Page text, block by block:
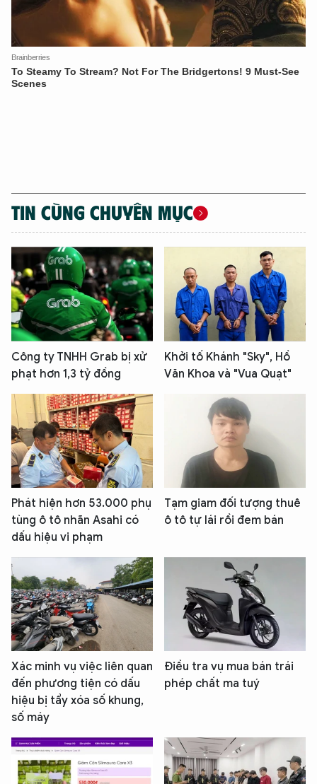
TIN CÙNG CHUYÊN MỤC
Công ty TNHH Grab bị xử
phạt hơn 1,3 tỷ đồng
Khởi tố Khánh "Sky", Hồ
Văn Khoa và "Vua Quạt"
Phát hiện hơn 53.000 phụ
tùng ô tô nhãn Asahi có
dấu hiệu vi phạm
Tạm giam đối tượng thuê
ô tô tự lái rồi đem bán
Xác minh vụ việc liên quan
đến phương tiện có dấu
hiệu bị tẩy xóa số khung,
số máy
Điều tra vụ mua bán trái
phép chất ma tuý
XIN CHÀO,